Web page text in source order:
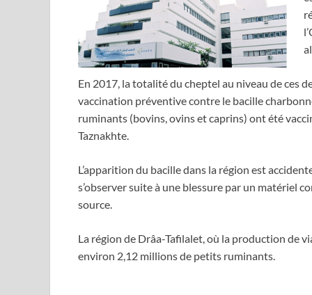
En 2017, la totalité du cheptel au niveau de ces
vaccination préventive contre le bacille
ruminants (bovins, ovins et caprins) ont été
Taznakhte.
L’apparition du bacille dans la région est
s’observer suite à une blessure par un matériel
source.
La région de Drâa-Tafilalet, où la production de
environ 2,12 millions de petits ruminants.